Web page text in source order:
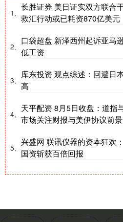
1、
长胜证券 美日证实双方联合
救汇行动或已耗资870亿美元
2、
口袋超盘 新泽西州起诉亚马
低工资
3、
库东投资 观点综述：回避日
高
4、
天平配资 8月5日收盘：道指
市场关注财报与美伊协议前景
5、
兴盛网 联讯仪器的资本狂欢
国资斩获百倍回报